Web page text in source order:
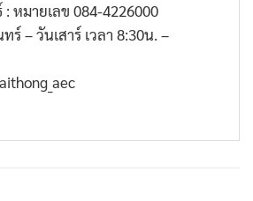
หมายเลข 084-4226000
ร์ – วันเสาร์ เวลา 8:30น. –